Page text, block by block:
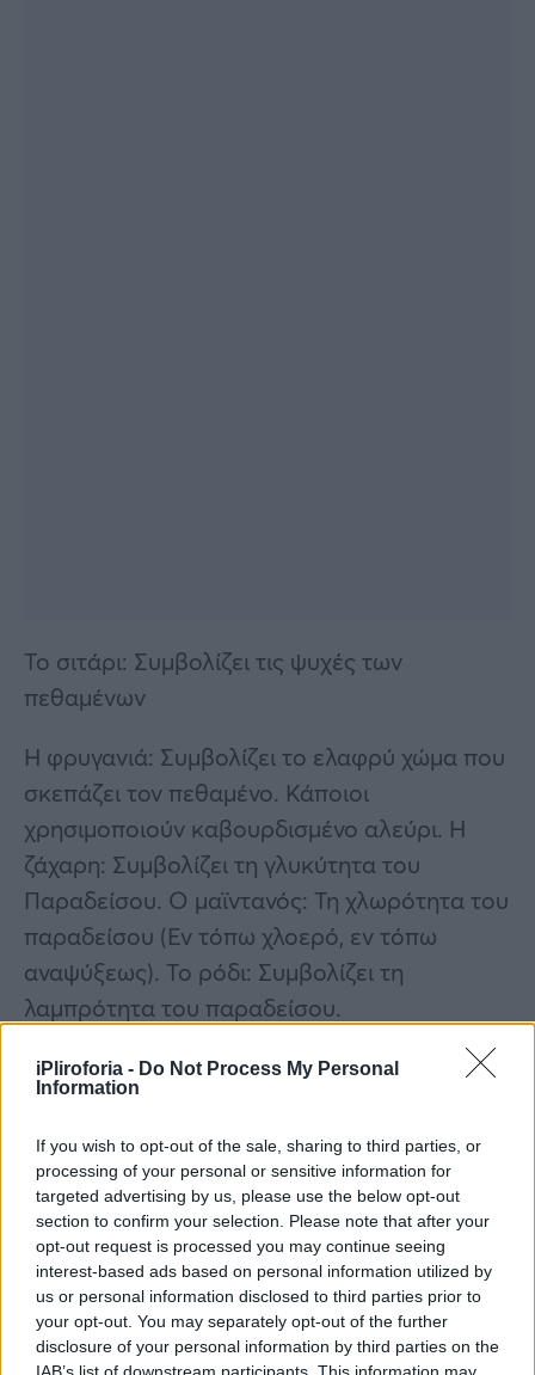
iPliroforia - Do Not Process My Personal
Information
If you wish to opt-out of the sale, sharing to third parties, or
processing of your personal or sensitive information for
targeted advertising by us, please use the below opt-out
section to confirm your selection. Please note that after your
opt-out request is processed you may continue seeing
interest-based ads based on personal information utilized by
us or personal information disclosed to third parties prior to
your opt-out. You may separately opt-out of the further
disclosure of your personal information by third parties on the
IAB’s list of downstream participants. This information may
Το σιτάρι: Συμβολίζει τις ψυχές των
πεθαμένων
Η φρυγανιά: Συμβολίζει το ελαφρύ χώμα που
σκεπάζει τον πεθαμένο. Κάποιοι
χρησιμοποιούν καβουρδισμένο αλεύρι. Η
ζάχαρη: Συμβολίζει τη γλυκύτητα του
Παραδείσου. Ο μαϊντανός: Τη χλωρότητα του
παραδείσου (Εν τόπω χλοερό, εν τόπω
αναψύξεως). Το ρόδι: Συμβολίζει τη
λαμπρότητα του παραδείσου.
Από εκεί και ύστερα προσθέτουμε διάφορα
άλλα υλικά για γεύση και άρωμα. Δικής μας
αρεσκείας. Το σιτάρι θα πρέπει να είναι από
μακρόστενο καρπό και όχι αποφλοιωμένο
διότι το αποφλοιωμένο λασπώνει, σφίγγει,
ξυνίζει και ερεθίζει το στομάχι.